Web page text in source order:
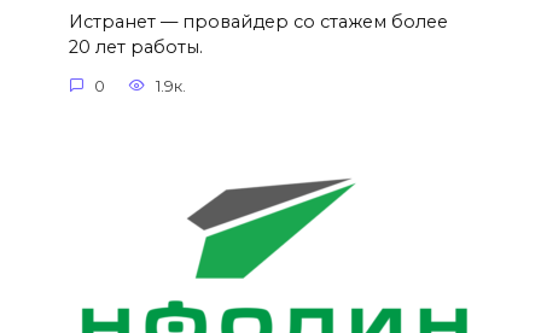
Истранет — провайдер со стажем более
20 лет работы.
0 1.9к.